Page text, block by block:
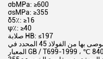
σbMPa: ≥600
σsMPa: ≥355
δ5٪: ≥16
ψ٪: ≥40
صلابة HB: ≤197
درجة حرارة المعالجة الحرارية الموصى بها من الفولاذ 45 المحدد في
المعيار GB / T699-1999 هي تطبيع عند 850 ℃ ، التبريد عند 840 ℃ ،